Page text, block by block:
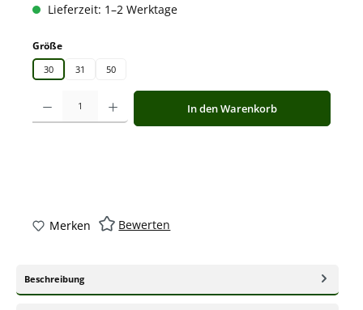
Lieferzeit: 1–2 Werktage
Größeauswählen
30 31 50
Produkt Anzahl: Gib den gewünschten Wert ein oder benutze die
In den Warenkorb
Merken Bewerten
Beschreibung